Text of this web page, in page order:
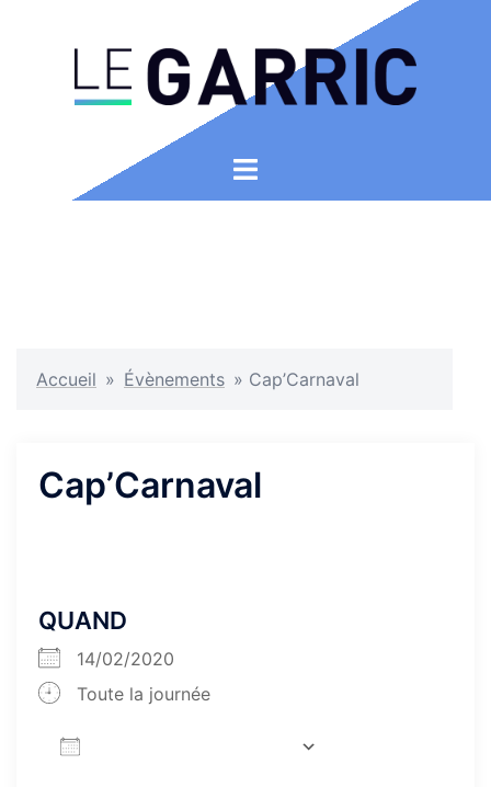
Ouvrir/fermer
Accueil » Évènements » Cap’Carnaval
Cap’Carnaval
QUAND
14/02/2020
Toute la journée